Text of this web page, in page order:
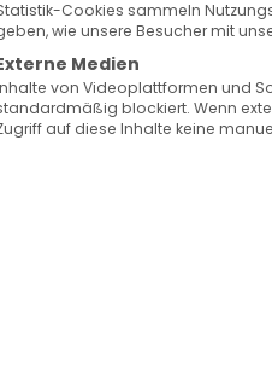
„Aktion
erläutert er die
Hilfsarbeit vor Ort und
wurde.
in Armenien derzeit
vieles verändert,
Kennzahlen
Cookies sammeln
wie unsere Besucher mit
Medien
von Videoplattformen und
blockiert. Wenn
auf diese Inhalte keine